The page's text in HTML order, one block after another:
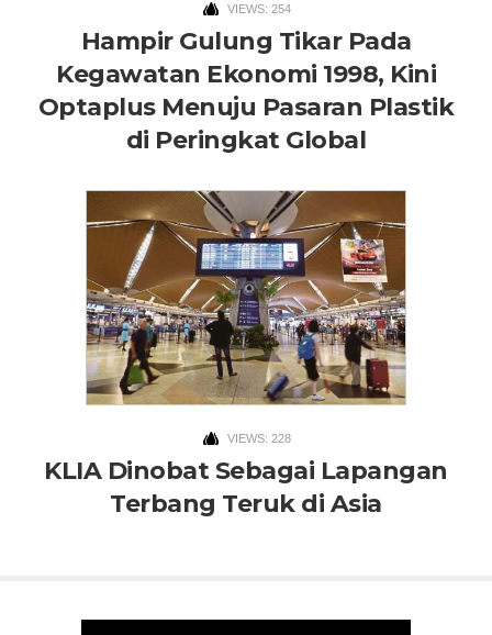
VIEWS: 254
Hampir Gulung Tikar Pada
Kegawatan Ekonomi 1998, Kini
Optaplus Menuju Pasaran Plastik
di Peringkat Global
VIEWS: 228
KLIA Dinobat Sebagai Lapangan
Terbang Teruk di Asia